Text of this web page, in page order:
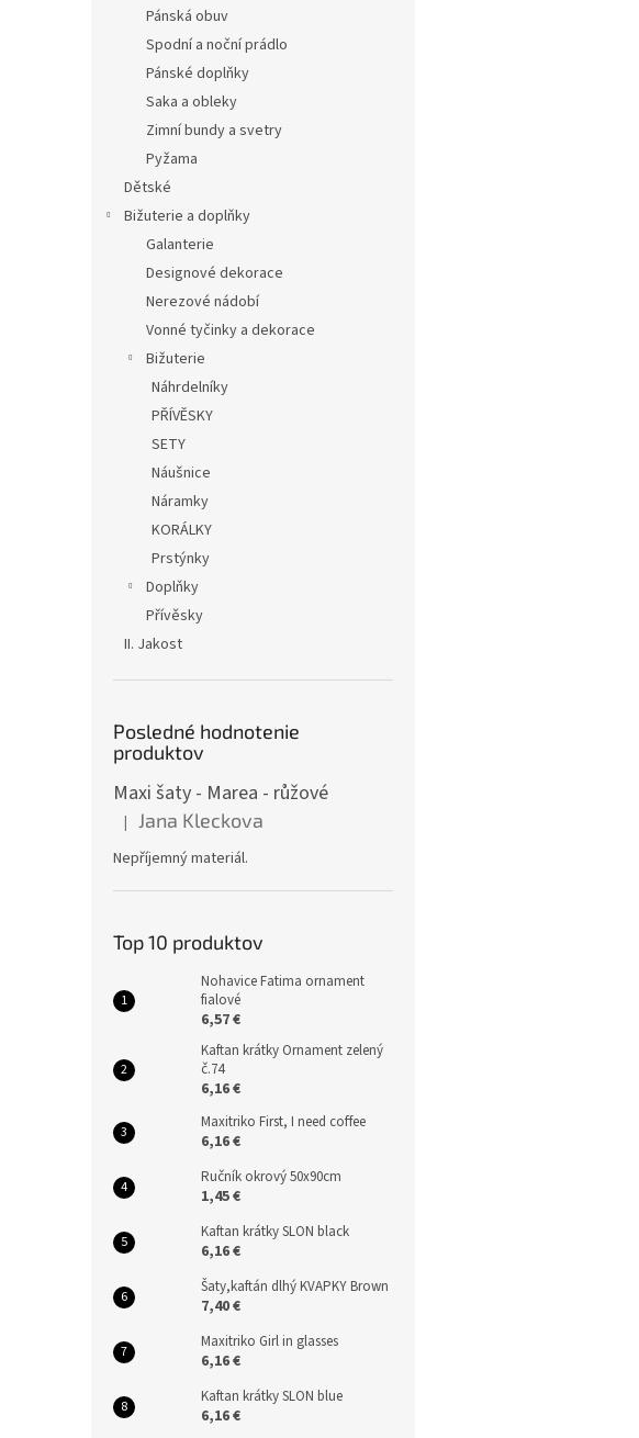
Pánská obuv
Spodní a noční prádlo
Pánské doplňky
Saka a obleky
Zimní bundy a svetry
Pyžama
Dětské
Bižuterie a doplňky
Galanterie
Designové dekorace
Nerezové nádobí
Vonné tyčinky a dekorace
Bižuterie
Náhrdelníky
PŘÍVĚSKY
SETY
Náušnice
Náramky
KORÁLKY
Prstýnky
Doplňky
Přívěsky
II. Jakost
Posledné hodnotenie
produktov
Maxi šaty - Marea - růžové
Hodnotenie produktu je 1 z 5 hviezdičiek.
| Jana Kleckova
Nepříjemný materiál.
Top 10 produktov
Nohavice Fatima ornament
fialové
6,57 €
Kaftan krátky Ornament zelený
č.74
6,16 €
Maxitriko First, I need coffee
6,16 €
Ručník okrový 50x90cm
1,45 €
Kaftan krátky SLON black
6,16 €
Šaty,kaftán dlhý KVAPKY Brown
7,40 €
Maxitriko Girl in glasses
6,16 €
Kaftan krátky SLON blue
6,16 €